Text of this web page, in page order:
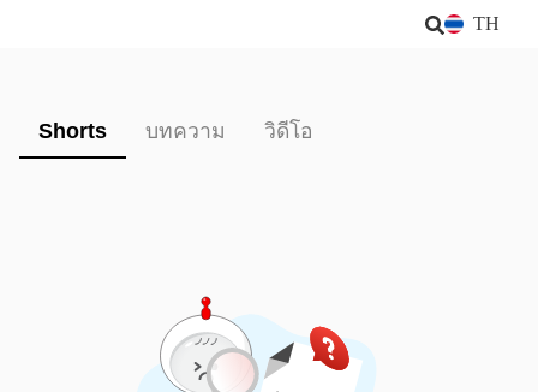
TH
Shorts บทความ วิดีโอ